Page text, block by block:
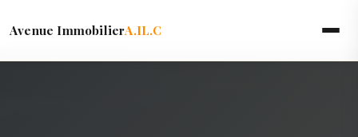
Avenue ImmobilierA.IL.C